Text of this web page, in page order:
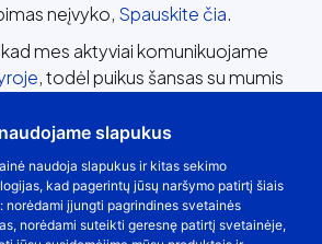
slapukus
naudoja slapukus ir kitas sekimo
kad pagerintų jūsų naršymo patirtį šiais
norėdami įjungti pagrindines svetainės
, norėdami suteikti geresnę patirtį svetainėje,
neįvyko, Spauskite čia.
mes aktyviai komunikuojame
, todėl puikus šansas su mumis